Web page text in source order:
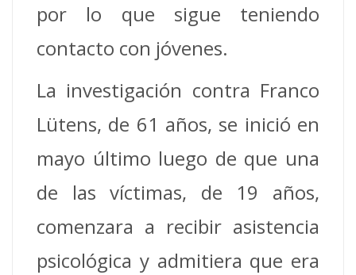
por lo que sigue teniendo
contacto con jóvenes.
La investigación contra Franco
Lütens, de 61 años, se inició en
mayo último luego de que una
de las víctimas, de 19 años,
comenzara a recibir asistencia
psicológica y admitiera que era